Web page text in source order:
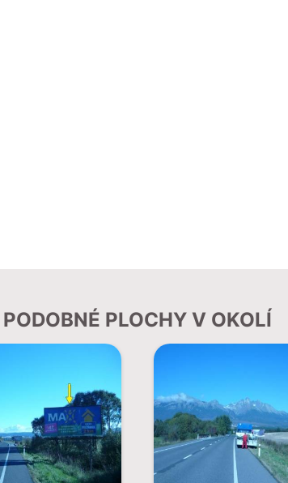
PODOBNÉ PLOCHY V OKOLÍ